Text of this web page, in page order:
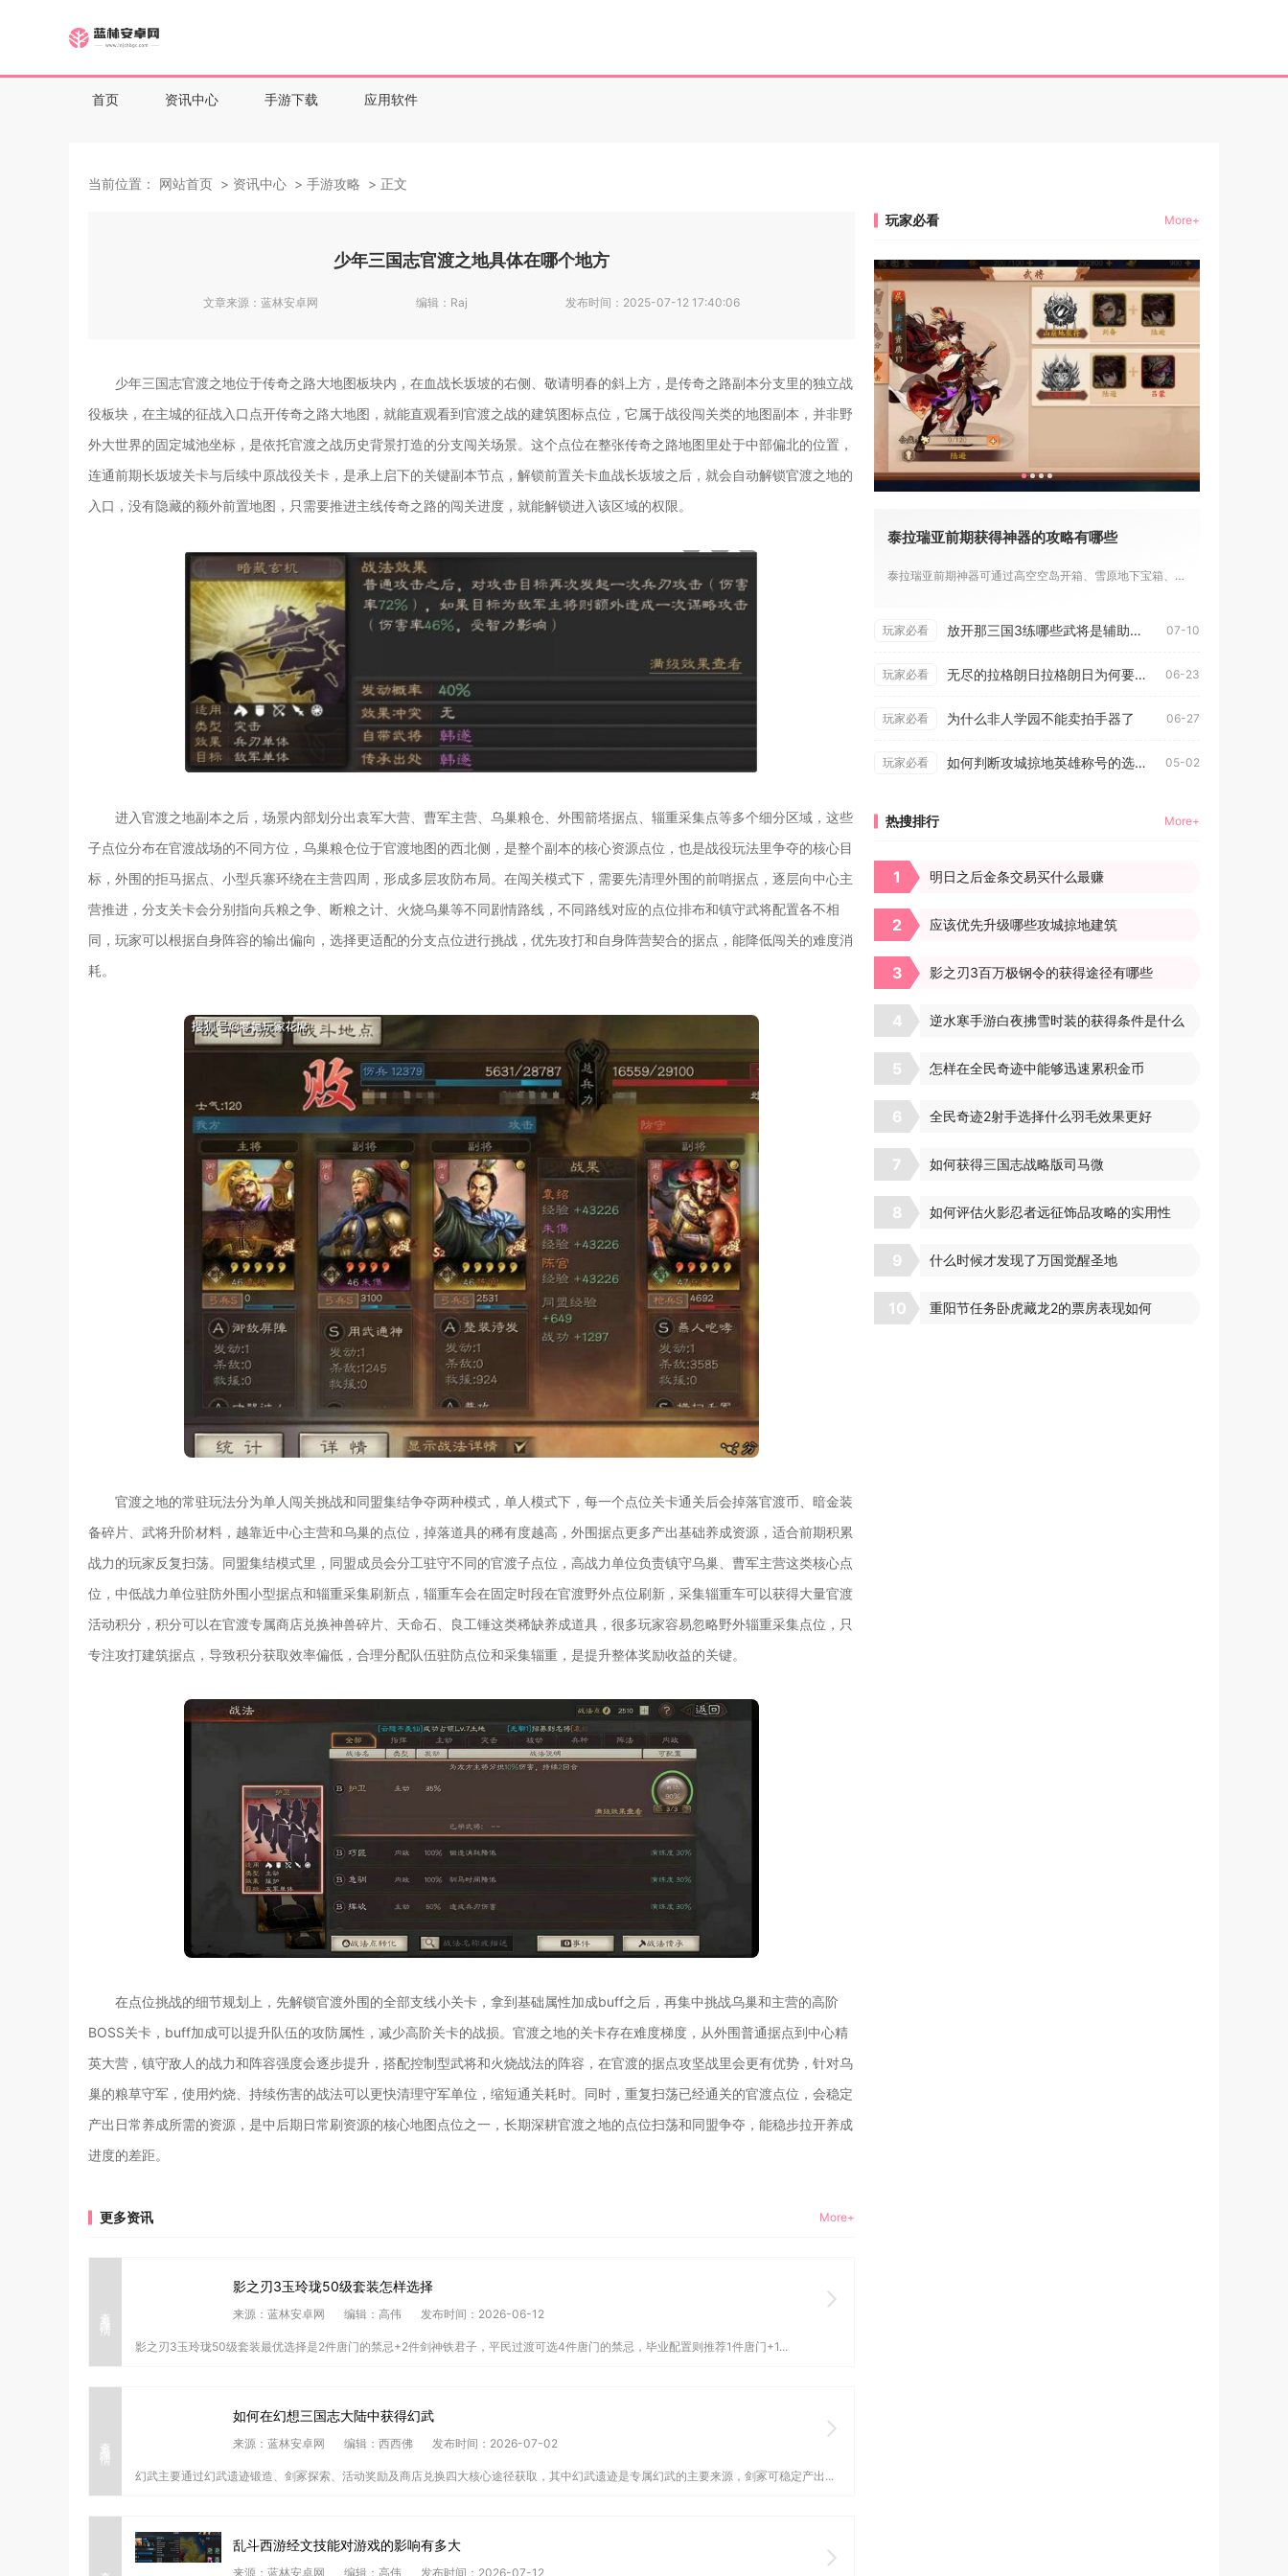
首页 资讯中心 手游下载 应用软件
当前位置： 网站首页 资讯中心 手游攻略 正文
少年三国志官渡之地具体在哪个地方
文章来源： 蓝林安卓网 编辑： Raj 发布时间： 2025-07-12 17:40:06
少年三国志官渡之地位于传奇之路大地图板块内，在血战长坂坡的右侧、敬请明春的斜上方，是传奇之路副本分支里的独立战
役板块，在主城的征战入口点开传奇之路大地图，就能直观看到官渡之战的建筑图标点位，它属于战役闯关类的地图副本，并非野
外大世界的固定城池坐标，是依托官渡之战历史背景打造的分支闯关场景。这个点位在整张传奇之路地图里处于中部偏北的位置，
连通前期长坂坡关卡与后续中原战役关卡，是承上启下的关键副本节点，解锁前置关卡血战长坂坡之后，就会自动解锁官渡之地的
入口，没有隐藏的额外前置地图，只需要推进主线传奇之路的闯关进度，就能解锁进入该区域的权限。
进入官渡之地副本之后，场景内部划分出袁军大营、曹军主营、乌巢粮仓、外围箭塔据点、辎重采集点等多个细分区域，这些
子点位分布在官渡战场的不同方位，乌巢粮仓位于官渡地图的西北侧，是整个副本的核心资源点位，也是战役玩法里争夺的核心目
标，外围的拒马据点、小型兵寨环绕在主营四周，形成多层攻防布局。在闯关模式下，需要先清理外围的前哨据点，逐层向中心主
营推进，分支关卡会分别指向兵粮之争、断粮之计、火烧乌巢等不同剧情路线，不同路线对应的点位排布和镇守武将配置各不相
同，玩家可以根据自身阵容的输出偏向，选择更适配的分支点位进行挑战，优先攻打和自身阵营契合的据点，能降低闯关的难度消
耗。
官渡之地的常驻玩法分为单人闯关挑战和同盟集结争夺两种模式，单人模式下，每一个点位关卡通关后会掉落官渡币、暗金装
备碎片、武将升阶材料，越靠近中心主营和乌巢的点位，掉落道具的稀有度越高，外围据点更多产出基础养成资源，适合前期积累
战力的玩家反复扫荡。同盟集结模式里，同盟成员会分工驻守不同的官渡子点位，高战力单位负责镇守乌巢、曹军主营这类核心点
位，中低战力单位驻防外围小型据点和辎重采集刷新点，辎重车会在固定时段在官渡野外点位刷新，采集辎重车可以获得大量官渡
活动积分，积分可以在官渡专属商店兑换神兽碎片、天命石、良工锤这类稀缺养成道具，很多玩家容易忽略野外辎重采集点位，只
专注攻打建筑据点，导致积分获取效率偏低，合理分配队伍驻防点位和采集辎重，是提升整体奖励收益的关键。
在点位挑战的细节规划上，先解锁官渡外围的全部支线小关卡，拿到基础属性加成buff之后，再集中挑战乌巢和主营的高阶
BOSS关卡，buff加成可以提升队伍的攻防属性，减少高阶关卡的战损。官渡之地的关卡存在难度梯度，从外围普通据点到中心精
英大营，镇守敌人的战力和阵容强度会逐步提升，搭配控制型武将和火烧战法的阵容，在官渡的据点攻坚战里会更有优势，针对乌
巢的粮草守军，使用灼烧、持续伤害的战法可以更快清理守军单位，缩短通关耗时。同时，重复扫荡已经通关的官渡点位，会稳定
产出日常养成所需的资源，是中后期日常刷资源的核心地图点位之一，长期深耕官渡之地的点位扫荡和同盟争夺，能稳步拉开养成
进度的差距。
更多资讯 More+
查看详情
影之刃3玉玲珑50级套装怎样选择
来源：蓝林安卓网 编辑：高伟 发布时间：2026-06-12
影之刃3玉玲珑50级套装最优选择是2件唐门的禁忌+2件剑神铁君子，平民过渡可选4件唐门的禁忌，毕业配置则推荐1件唐门+1...
查看详情
如何在幻想三国志大陆中获得幻武
来源：蓝林安卓网 编辑：西西佛 发布时间：2026-07-02
幻武主要通过幻武遗迹锻造、剑冢探索、活动奖励及商店兑换四大核心途径获取，其中幻武遗迹是专属幻武的主要来源，剑冢可稳定产出...
查看详情
乱斗西游经文技能对游戏的影响有多大
来源：蓝林安卓网 编辑：高伟 发布时间：2026-07-12
玩家必看 More+
泰拉瑞亚前期获得神器的攻略有哪些
泰拉瑞亚前期神器可通过高空空岛开箱、雪原地下宝箱、地牢黄金箱...
玩家必看 放开那三国3练哪些武将是辅助型角色 07-10
玩家必看 无尽的拉格朗日拉格朗日为何要守卫无尽星门 06-23
玩家必看 为什么非人学园不能卖拍手器了 06-27
玩家必看 如何判断攻城掠地英雄称号的选择 05-02
热搜排行 More+
1 明日之后金条交易买什么最赚
2 应该优先升级哪些攻城掠地建筑
3 影之刃3百万极钢令的获得途径有哪些
4 逆水寒手游白夜拂雪时装的获得条件是什么
5 怎样在全民奇迹中能够迅速累积金币
6 全民奇迹2射手选择什么羽毛效果更好
7 如何获得三国志战略版司马微
8 如何评估火影忍者远征饰品攻略的实用性
9 什么时候才发现了万国觉醒圣地
10 重阳节任务卧虎藏龙2的票房表现如何